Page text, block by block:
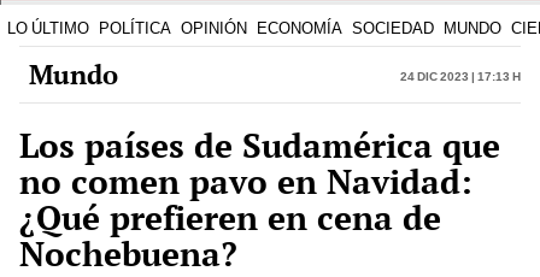
LO ÚLTIMO POLÍTICA OPINIÓN ECONOMÍA SOCIEDAD MUNDO
Mundo 24 Dic 2023 | 17:13 h
Los países de Sudamérica que
no comen pavo en Navidad:
¿Qué prefieren en cena de
Nochebuena?